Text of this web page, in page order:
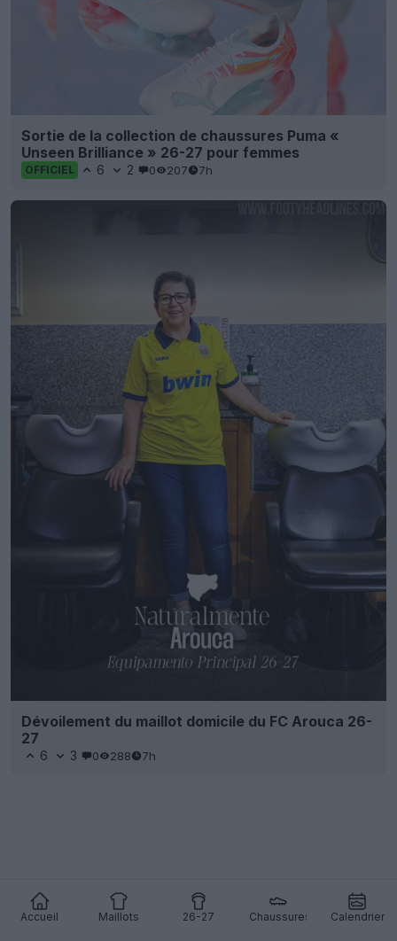
Accueil Maillots 26-27 Chaussures Calendrier
Sortie de la collection de chaussures Puma «
Unseen Brilliance » 26-27 pour femmes
OFFICIEL 6 2 0 207 7h
Dévoilement du maillot domicile du FC Arouca 26-
27
6 3 0 288 7h